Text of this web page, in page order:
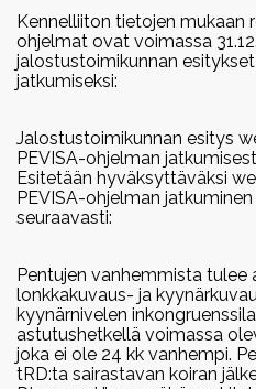
Historia
Toimihenkilöt &
Alaosastot
Keski-
Pohjois-
Itä-Suomen
Yhdistyksen
Vuosikokoukset
Tietosuojaseloste
Cardiganin
Harrastukset
Paimennus
Minustako corgin
Ohjeita pentua
Pentulista &
Jalostuksen
Selkästrategia
Minustako
Kasvattajat
CDDY/IVDD
Tapahtumat
Mestaruuskisat
Webinaarit
päivät
Näyttelykalenteri
Tulokset
Vuoden corgit
2025
Vuoden
Vuoden
2024
Vuoden
Erikoisnäyttelyt
Tampere
Rotumestaruudet
Valiogalleriat
Säännöt
Linkit
Jäsenosio
Facebook
Kennelliiton tietojen mukaan
ohjelmat ovat voimassa
jalostustoimikunnan
jatkumiseksi:
Jalostustoimikunnan esitys
PEVISA-ohjelman
Esitetään hyväksyttäväksi
PEVISA-ohjelman
seuraavasti:
Pentujen vanhemmista tulee
lonkkakuvaus- ja
kyynärnivelen
astutushetkellä voimassa
joka ei ole 24 kk vanhempi.
tRD:ta sairastavan koiran